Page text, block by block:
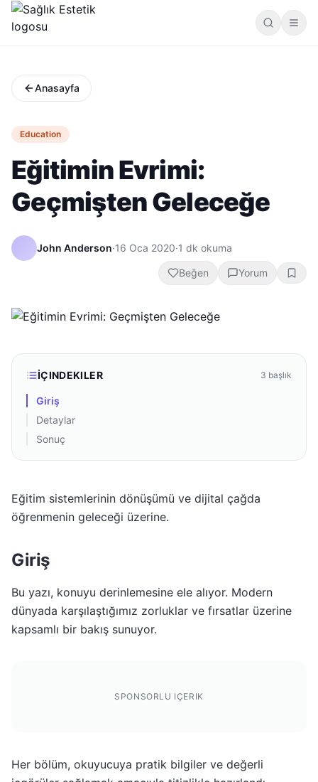
Anasayfa
Education
Eğitimin Evrimi:
Geçmişten Geleceğe
John Anderson·16 Oca 2020·1 dk okuma
Beğen Yorum
İÇINDEKILER 3 başlık
Giriş
Detaylar
Sonuç
Eğitim sistemlerinin dönüşümü ve dijital çağda
öğrenmenin geleceği üzerine.
Giriş
Bu yazı, konuyu derinlemesine ele alıyor. Modern
dünyada karşılaştığımız zorluklar ve fırsatlar üzerine
kapsamlı bir bakış sunuyor.
SPONSORLU IÇERIK
Her bölüm, okuyucuya pratik bilgiler ve değerli